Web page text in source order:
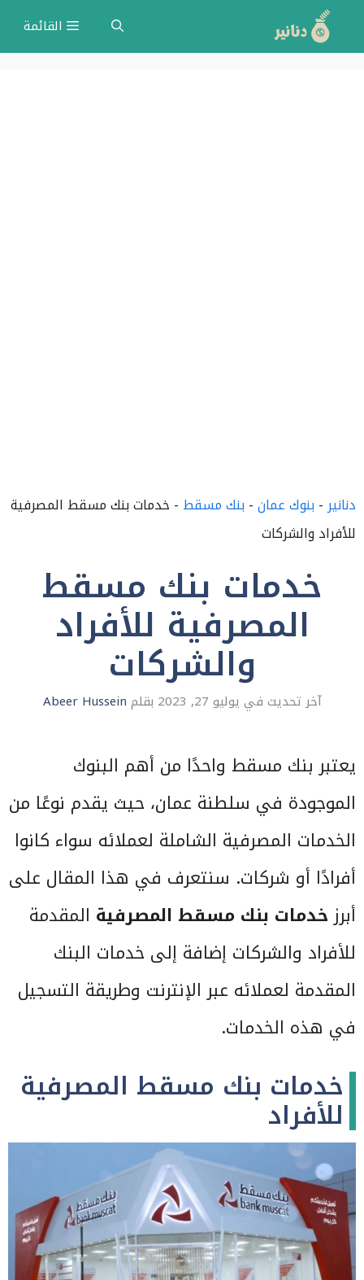
انتقل
إلى
القائمة
دنانير-بنوك عمان-بنك مسقط - خدمات بنك مسقط المصرفية
للأفراد والشركات
خدمات بنك مسقط
المصرفية للأفراد
والشركات
يوليو 27, 2023 بقلم Abeer Hussein
يعتبر بنك مسقط واحدًا من أهم البنوك
الموجودة في سلطنة عمان، حيث يقدم نوعًا من
الخدمات المصرفية الشاملة لعملائه سواء كانوا
أفرادًا أو شركات. سنتعرف في هذا المقال على
أبرزخدمات بنك مسقط المصرفية المقدمة
للأفراد والشركات إضافة إلى خدمات البنك
المقدمة لعملائه عبر الإنترنت وطريقة التسجيل
في هذه الخدمات.
خدمات بنك مسقط المصرفية
للأفراد